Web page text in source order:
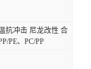
抗冲击 尼龙改性 合
PE、PC/PP